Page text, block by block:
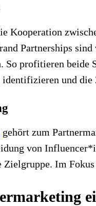
Kooperation
Partnerships
So profitieren
und die
gehört zum
von
Im